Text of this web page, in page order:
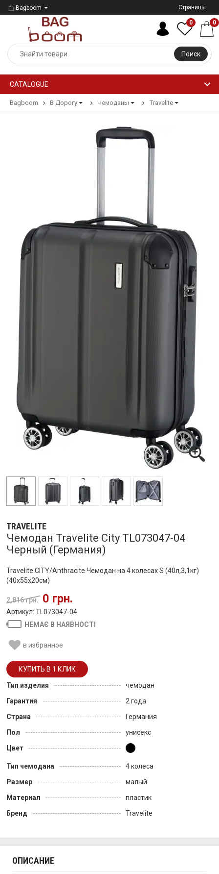
Bagboom Страницы
Поиск
0 0
CATALOGUE
Bagboom В Дорогу Чемоданы Travelite
TRAVELITE
Чемодан Travelite City TL073047-04
Черный (Германия)
Travelite CITY/Anthracite Чемодан на 4 колесах S (40л,3,1кг)
(40x55x20см)
2,816 грн. 0 грн.
Артикул: TL073047-04
НЕМАЄ В НАЯВНОСТІ
в избранное
Тип изделия
чемодан
Гарантия
2 года
Страна
Германия
Пол
унисекс
Цвет
Тип чемодана
4 колеса
Размер
малый
Материал
пластик
Бренд
Travelite
ОПИСАНИЕ